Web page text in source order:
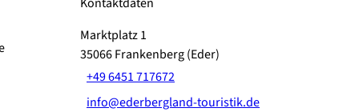
Marktplatz 1
35066Frankenberg (Eder)
+49 6451 717672
info@ederbergland-touristik.de